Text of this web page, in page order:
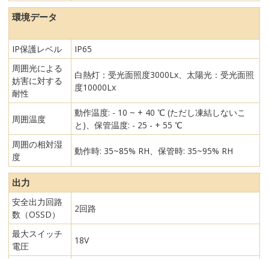
環境データ
IP保護レベル
IP65
周囲光による
妨害に対する
耐性
白熱灯：受光面照度3000Lx、太陽光：受光面照
度10000Lx
周囲温度
動作温度: - 10 ~ + 40 ℃ (ただし凍結しないこ
と)、保管温度: - 25 - + 55 ℃
周囲の相対湿
度
動作時: 35~85% RH、保管時: 35~95% RH
出力
安全出力回路
数（OSSD）
2回路
最大スイッチ
電圧
18V